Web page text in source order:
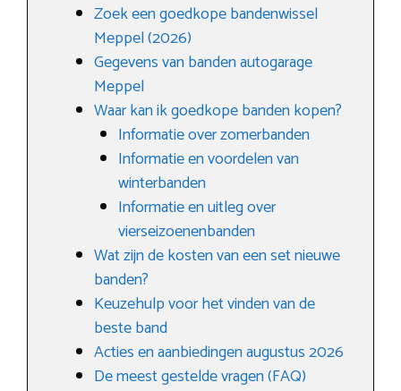
Zoek een goedkope bandenwissel
Meppel (2026)
Gegevens van banden autogarage
Meppel
Waar kan ik goedkope banden kopen?
Informatie over zomerbanden
Informatie en voordelen van
winterbanden
Informatie en uitleg over
vierseizoenenbanden
Wat zijn de kosten van een set nieuwe
banden?
Keuzehulp voor het vinden van de
beste band
Acties en aanbiedingen augustus 2026
De meest gestelde vragen (FAQ)